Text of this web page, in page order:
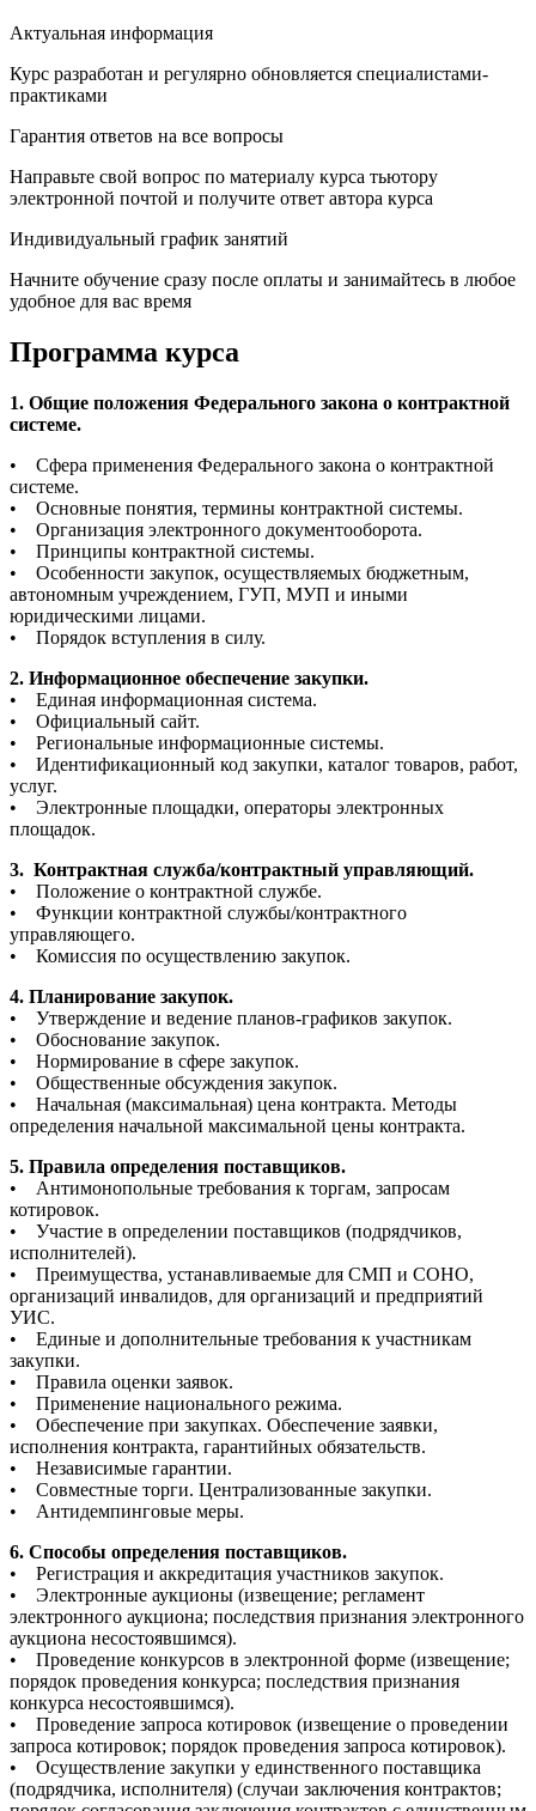
Актуальная информация
Курс разработан и регулярно обновляется специалистами-
практиками
Гарантия ответов на все вопросы
Направьте свой вопрос по материалу курса тьютору
электронной почтой и получите ответ автора курса
Индивидуальный график занятий
Начните обучение сразу после оплаты и занимайтесь в любое
удобное для вас время
Программа курса
1. Общие положения Федерального закона о контрактной
системе.
• Сфера применения Федерального закона о контрактной
системе.
• Основные понятия, термины контрактной системы.
• Организация электронного документооборота.
• Принципы контрактной системы.
• Особенности закупок, осуществляемых бюджетным,
автономным учреждением, ГУП, МУП и иными
юридическими лицами.
• Порядок вступления в силу.
2. Информационное обеспечение закупки.
• Единая информационная система.
• Официальный сайт.
• Региональные информационные системы.
• Идентификационный код закупки, каталог товаров, работ,
услуг.
• Электронные площадки, операторы электронных
площадок.
3. Контрактная служба/контрактный управляющий.
• Положение о контрактной службе.
• Функции контрактной службы/контрактного
управляющего.
• Комиссия по осуществлению закупок.
4. Планирование закупок.
• Утверждение и ведение планов-графиков закупок.
• Обоснование закупок.
• Нормирование в сфере закупок.
• Общественные обсуждения закупок.
• Начальная (максимальная) цена контракта. Методы
определения начальной максимальной цены контракта.
5. Правила определения поставщиков.
• Антимонопольные требования к торгам, запросам
котировок.
• Участие в определении поставщиков (подрядчиков,
исполнителей).
• Преимущества, устанавливаемые для СМП и СОНО,
организаций инвалидов, для организаций и предприятий
УИС.
• Единые и дополнительные требования к участникам
закупки.
• Правила оценки заявок.
• Применение национального режима.
• Обеспечение при закупках. Обеспечение заявки,
исполнения контракта, гарантийных обязательств.
• Независимые гарантии.
• Совместные торги. Централизованные закупки.
• Антидемпинговые меры.
6. Способы определения поставщиков.
• Регистрация и аккредитация участников закупок.
• Электронные аукционы (извещение; регламент
электронного аукциона; последствия признания электронного
аукциона несостоявшимся).
• Проведение конкурсов в электронной форме (извещение;
порядок проведения конкурса; последствия признания
конкурса несостоявшимся).
• Проведение запроса котировок (извещение о проведении
запроса котировок; порядок проведения запроса котировок).
• Осуществление закупки у единственного поставщика
(подрядчика, исполнителя) (случаи заключения контрактов;